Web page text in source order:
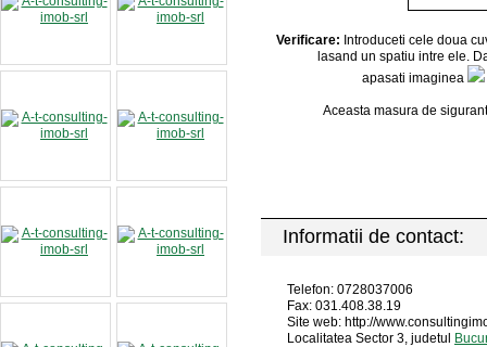
Verificare: Introduceti cele doua
lasand un spatiu intre ele.
apasati imaginea
Aceasta masura de
Informatii de contact:
Telefon: 0728037006
Fax: 031.408.38.19
Site web: http://
Localitatea Sector 3, judetul